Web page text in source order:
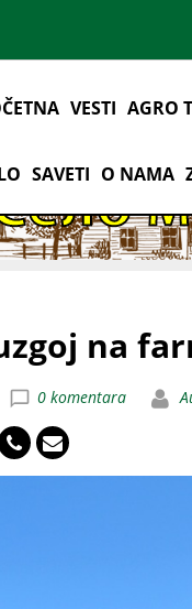
VESTI AGRO
SAVETI O NAMA
na
0 komentara